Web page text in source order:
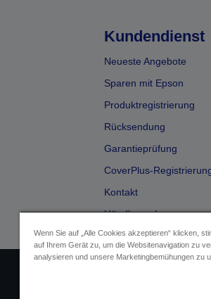
Kundendienst
Neueste Angebote
Sparen mit Epson
Produktregistrierung
Rücksendung
Garantieprüfung
CoverPlus-
Kontakt
Händlersuche
Wenn Sie auf „Alle Cookies akzeptieren“ klicken,
auf Ihrem Gerät zu, um die Websitenavigation zu
analysieren und unsere Marketingbemühungen zu